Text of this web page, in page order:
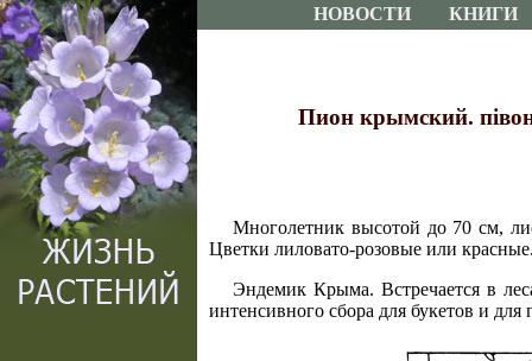
НОВОСТИ КНИГИ
Пион крымский.
Многолетник высотой до 70 см,
Цветки лиловато-розовые или
Эндемик Крыма. Встречается в
интенсивного сбора для букетов и для